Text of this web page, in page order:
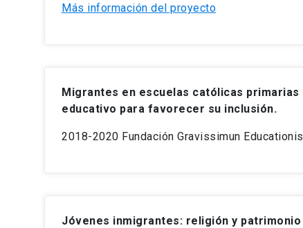
Más información del proyecto
Migrantes en escuelas católicas
educativo para favorecer su inclusión.
2018-2020 Fundación Gravissimun
Jóvenes inmigrantes: religión y